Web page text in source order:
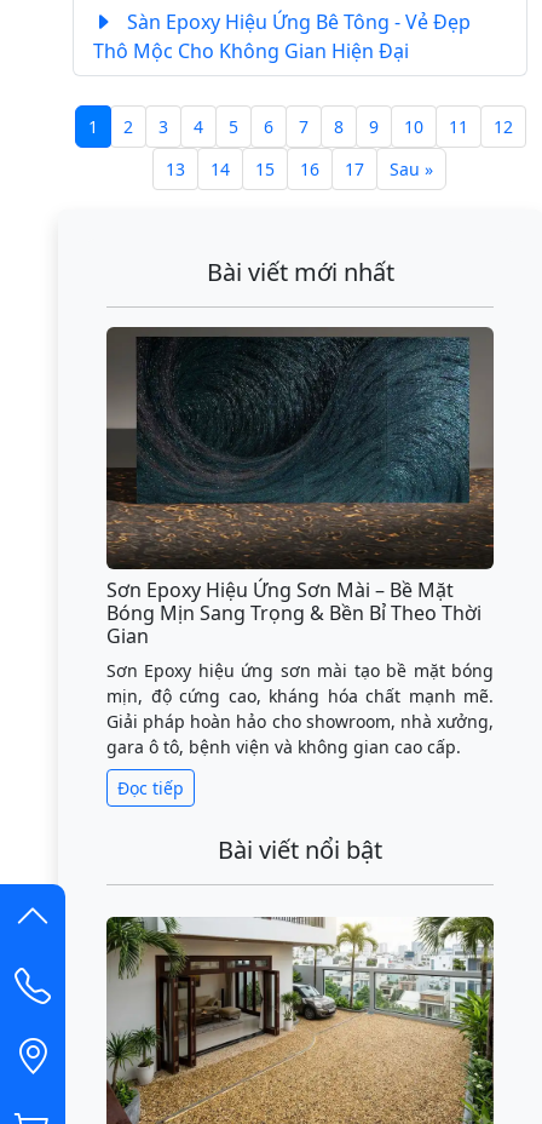
Sàn Epoxy Hiệu Ứng Bê Tông - Vẻ Đẹp
Thô Mộc Cho Không Gian Hiện Đại
1 2 3 4 5 6 7 8 9 10 11
12
13
14 15 16 17 Sau »
Bài viết mới nhất
Sơn Epoxy Hiệu Ứng Sơn Mài – Bề Mặt
Bóng Mịn Sang Trọng & Bền Bỉ Theo Thời
Gian
Sơn Epoxy hiệu ứng sơn mài tạo bề mặt bóng
mịn, độ cứng cao, kháng hóa chất mạnh mẽ.
Giải pháp hoàn hảo cho showroom, nhà xưởng,
gara ô tô, bệnh viện và không gian cao cấp.
Đọc tiếp
Bài viết nổi bật